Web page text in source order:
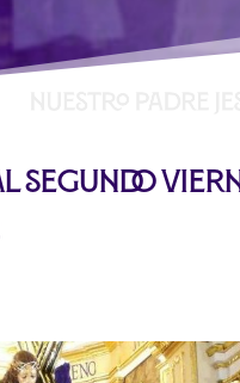
segundo